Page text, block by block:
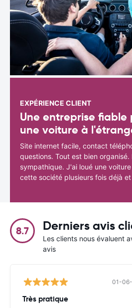
EXPÉRIENCE CLIENT
Une entreprise fiable
une voiture à
Site internet facile, contact
questions. Tout est bien organisé.
sympathique. J'ai loué une
cette société plusieurs fois déjà
8.7 Derniers avis
Les clients nous évaluent
avis
01-
Très pratique